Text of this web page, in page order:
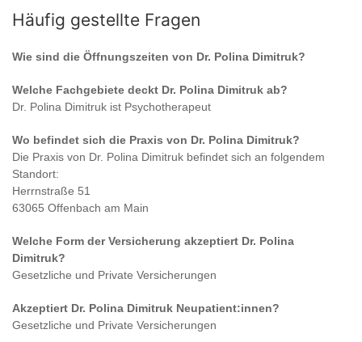
Häufig gestellte Fragen
Wie sind die Öffnungszeiten von Dr. Polina Dimitruk?
Welche Fachgebiete deckt Dr. Polina Dimitruk ab?
Dr. Polina Dimitruk ist Psychotherapeut
Wo befindet sich die Praxis von Dr. Polina Dimitruk?
Die Praxis von Dr. Polina Dimitruk befindet sich an folgendem
Standort:
Herrnstraße 51
63065 Offenbach am Main
Welche Form der Versicherung akzeptiert Dr. Polina
Dimitruk?
Gesetzliche und Private Versicherungen
Akzeptiert Dr. Polina Dimitruk Neupatient:innen?
Gesetzliche und Private Versicherungen